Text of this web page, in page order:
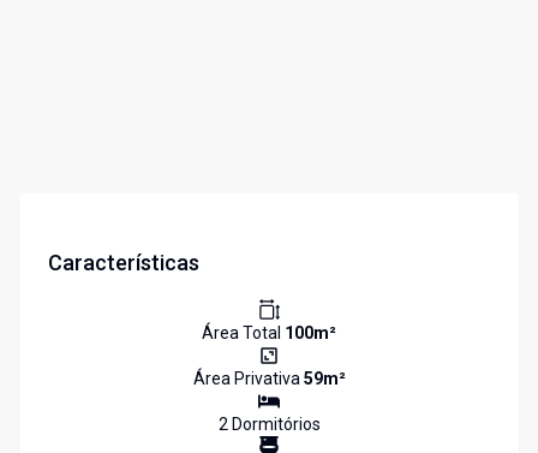
Características
Área Total 100m²
Área Privativa59m²
2Dormitórios